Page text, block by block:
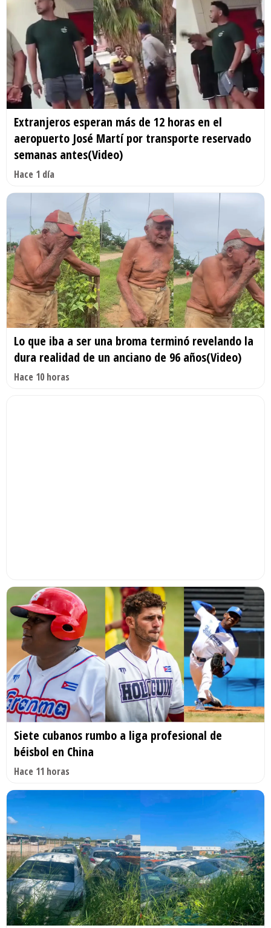
Extranjeros esperan más de 12 horas en el
aeropuerto José Martí por transporte reservado
semanas antes(Video)
Hace 1 día
Lo que iba a ser una broma terminó revelando la
dura realidad de un anciano de 96 años(Video)
Hace 10 horas
Siete cubanos rumbo a liga profesional de
béisbol en China
Hace 11 horas